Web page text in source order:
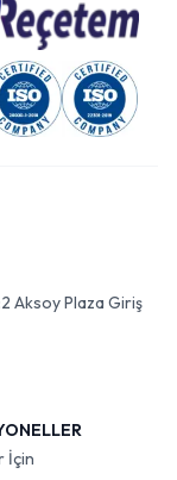
Aksoy Plaza Giriş
İçin